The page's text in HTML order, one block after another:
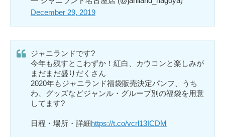
December 29, 2019
ジャニランドです?
今年も残すとこわずか！紅白、カウコンと楽しみが
まだまだ盛りだくさん
2020年もジャニランド福袋販売決定パンフ、うち
わ、グッズなどジャンル・グループ別の福袋を用意
してます?
日程・場所・詳細https://t.co/vcrl13ICDM